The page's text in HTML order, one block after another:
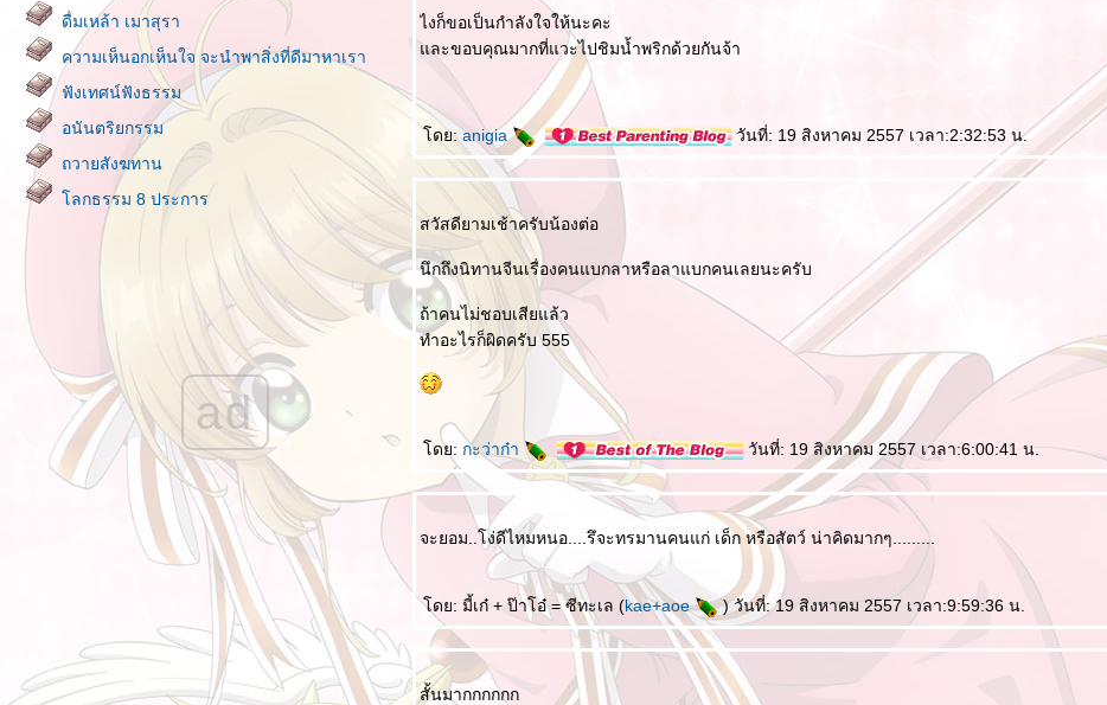
ดื่มเหล้า เมาสุรา
ความเห็นอกเห็นใจ จะนำพาสิ่งที่ดีมาหาเรา
ฟังเทศน์ฟังธรรม
อนันตริยกรรม
ถวายสังฆทาน
ลกธรรม 8 ประการ
คติธรรมประจำใจของ พระพรหมเวที เจ้าคณะ
ภาค ๑๕ วัดพระปฐมเจดีย์
อย่าแบกโลกไว้คนเดียว
เราทำถูกต้อง แต่ผิด
กฎ 2 นาที
ไม่รักษาคำพูดก็เหมือนฆ่าตัวตา
ปล่อยเขาคิดไป
การใช้เหตุผลในการตอบโต้
สองอารมณ์กับ "ผมเป็นคนไทย"
ดูถูกเหยียดหยามปมด้อยคนอื่น
ศีล 5
พิจารณาตนเอง
ad
ไงก็ขอเป็นกำลังใจให้นะคะ
ละขอบคุณมากที่แวะไปชิมน้ำพริกด้วยกันจ้า
ดย:anigia วันที่: 19 สิงหาคม 2557 เวลา:2:32:53 น.
สวัสดียามเช้าครับน้องต่อ
นึกถึงนิทานจีนเรื่องคนแบกลาหรือลาแบกคนเลยนะครับ
ถ้าคนไม่ชอบเสียแล้ว
ทำอะไรก็ผิดครับ 555
ดย: กะว่าก๋า วันที่: 19 สิงหาคม 2557 เวลา:6:00:41 น.
จะยอม..โง่ดีไหมหนอ....รึจะทรมานคนแก่ เด็ก หรือสัตว์ น่าคิดมากๆ.........
ดย: มี้เก๋ + ป๊าโอ๋ = ซีทะเล (kae+aoe ) วันที่: 19 สิงหาคม 2557 เวลา:9:59:36 น.
สั้นมากกกกกก